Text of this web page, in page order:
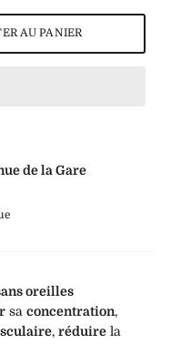
AU PANIER
de la Gare
oreilles
sa concentration,
, réduire la